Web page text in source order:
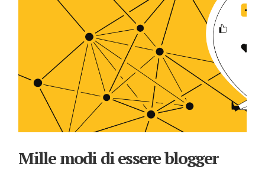
Mille modi di essere blogger